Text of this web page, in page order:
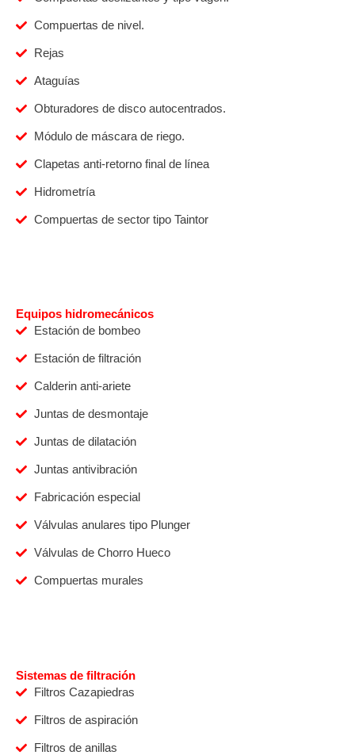
Compuertas de nivel.
Rejas
Ataguías
Obturadores de disco autocentrados.
Módulo de máscara de riego.
Clapetas anti-retorno final de línea
Hidrometría
Compuertas de sector tipo Taintor
Equipos hidromecánicos
Estación de bombeo
Estación de filtración
Calderin anti-ariete
Juntas de desmontaje
Juntas de dilatación
Juntas antivibración
Fabricación especial
Válvulas anulares tipo Plunger
Válvulas de Chorro Hueco
Compuertas murales
Sistemas de filtración
Filtros Cazapiedras
Filtros de aspiración
Filtros de anillas